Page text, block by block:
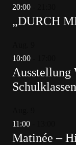
20:00
„DURCH
10:00
Ausstellung
11:00
Matinée –